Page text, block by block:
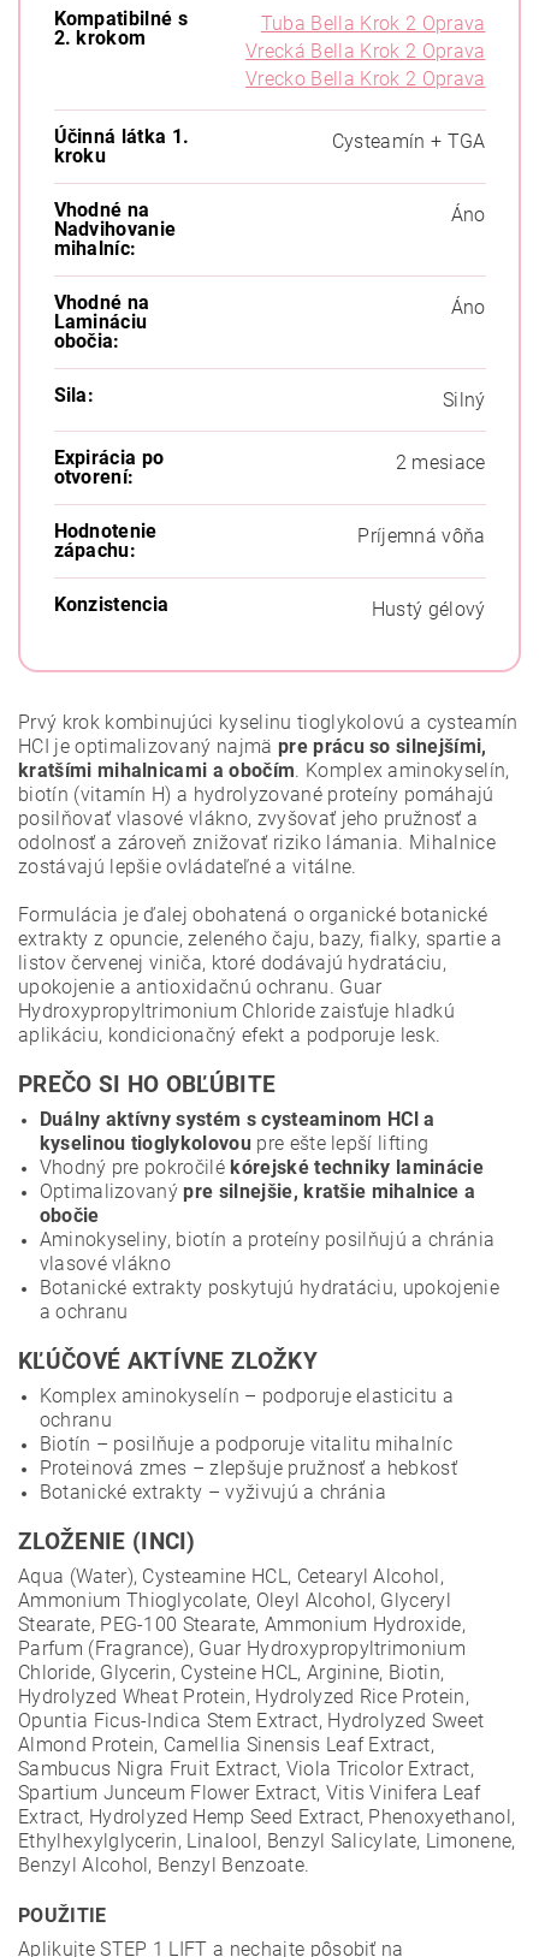
Kompatibilné s
2. krokom
Tuba Bella Krok 2 Oprava
Vrecká Bella Krok 2 Oprava
Vrecko Bella Krok 2 Oprava
Účinná látka 1.
kroku
Cysteamín + TGA
Vhodné na
Nadvihovanie
mihalníc:
Áno
Vhodné na
Lamináciu
obočia:
Áno
Sila: Silný
Expirácia po
otvorení:
2 mesiace
Hodnotenie
zápachu:
Príjemná vôňa
Konzistencia Hustý gélový
Prvý krok kombinujúci kyselinu tioglykolovú a cysteamín
HCI je optimalizovaný najmä pre prácu so silnejšími,
kratšími mihalnicami a obočím. Komplex aminokyselín,
biotín (vitamín H) a hydrolyzované proteíny pomáhajú
posilňovať vlasové vlákno, zvyšovať jeho pružnosť a
odolnosť a zároveň znižovať riziko lámania. Mihalnice
zostávajú lepšie ovládateľné a vitálne.
Formulácia je ďalej obohatená o organické botanické
extrakty z opuncie, zeleného čaju, bazy, fialky, spartie a
listov červenej viniča, ktoré dodávajú hydratáciu,
upokojenie a antioxidačnú ochranu. Guar
Hydroxypropyltrimonium Chloride zaisťuje hladkú
aplikáciu, kondicionačný efekt a podporuje lesk.
PREČO SI HO OBĽÚBITE
Duálny aktívny systém s cysteaminom HCl a
kyselinou tioglykolovoupre ešte lepší lifting
Vhodný pre pokročilé kórejské techniky laminácie
Optimalizovanýpre silnejšie, kratšie mihalnice a
obočie
Aminokyseliny, biotín a proteíny posilňujú a chránia
vlasové vlákno
Botanické extrakty poskytujú hydratáciu, upokojenie
a ochranu
KĽÚČOVÉ AKTÍVNE ZLOŽKY
Komplex aminokyselín – podporuje elasticitu a
ochranu
Biotín – posilňuje a podporuje vitalitu mihalníc
Proteinová zmes – zlepšuje pružnosť a hebkosť
Botanické extrakty – vyživujú a chránia
ZLOŽENIE (INCI)
Aqua (Water), Cysteamine HCL, Cetearyl Alcohol,
Ammonium Thioglycolate, Oleyl Alcohol, Glyceryl
Stearate, PEG-100 Stearate, Ammonium Hydroxide,
Parfum (Fragrance), Guar Hydroxypropyltrimonium
Chloride, Glycerin, Cysteine HCL, Arginine, Biotin,
Hydrolyzed Wheat Protein, Hydrolyzed Rice Protein,
Opuntia Ficus-Indica Stem Extract, Hydrolyzed Sweet
Almond Protein, Camellia Sinensis Leaf Extract,
Sambucus Nigra Fruit Extract, Viola Tricolor Extract,
Spartium Junceum Flower Extract, Vitis Vinifera Leaf
Extract, Hydrolyzed Hemp Seed Extract, Phenoxyethanol,
Ethylhexylglycerin, Linalool, Benzyl Salicylate, Limonene,
Benzyl Alcohol, Benzyl Benzoate.
POUŽITIE
Aplikujte STEP 1 LIFT a nechajte pôsobiť na